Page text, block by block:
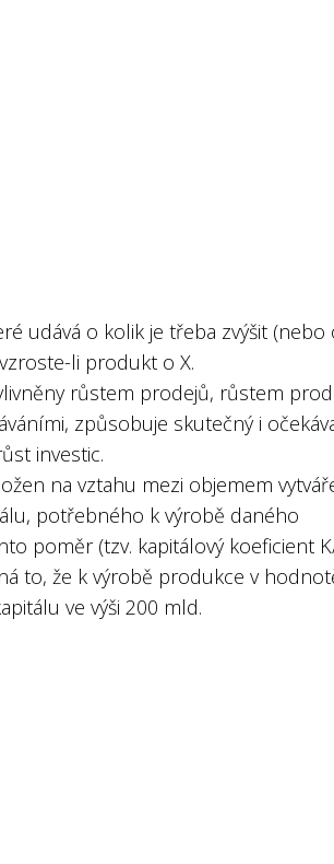
udává o kolik je třeba zvýšit (nebo
li produkt o X.
růstem prodejů, růstem
způsobuje skutečný i
investic.
na vztahu mezi objemem
potřebného k výrobě daného
poměr (tzv. kapitálový koeficient
to, že k výrobě produkce v
ve výši 200 mld.